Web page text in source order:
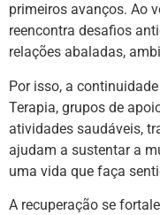
primeiros avanços. Ao
reencontra desafios
relações abaladas,
Por isso, a
Terapia, grupos de
atividades saudáveis,
ajudam a sustentar a
uma vida que faça
A recuperação se